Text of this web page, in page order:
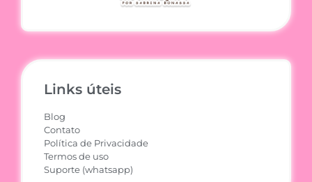
Links úteis
Blog
Contato
Política de Privacidade
Termos de uso
Suporte (whatsapp)